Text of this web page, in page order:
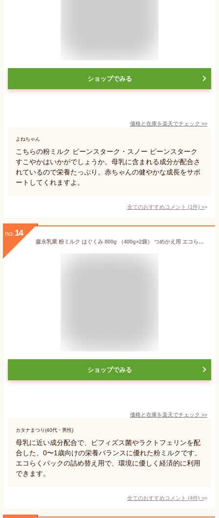
ショップでみる
価格と在庫を楽天でチェック >>
よねちゃん
こちらの粉ミルク ビーンスターク・スノー ビーンスターク
すこやかはいかがでしょうか。母乳に含まれる成分が配合さ
れているので栄養たっぷり。赤ちゃんの健やかな成長をサポ
ートしてくれますよ。
全てのおすすめコメント (1件) >
no. 14
森永乳業 粉ミルク はぐくみ 800g （400g×2袋） つめかえ用 エコらくパック 粉ミルク はぐくみ ベビーミルク 0〜1歳頃 ビフィズス菌 新生児 乳幼児 エコ ラクトフェリン morinaga 乳児用 粉乳 粉ミルク 育児用粉乳 母乳に近い まとめ買い 育児用ミルク 買い置き【D】
ショップでみる
価格と在庫を楽天でチェック >>
カタナまつり(40代・男性)
母乳に近い成分配合で、ビフィズス菌やラクトフェリンを配
合した、0〜1歳向けの栄養バランスに優れた粉ミルクです。
エコらくパックの詰め替え用で、環境に優しく経済的に利用
できます。
全てのおすすめコメント (4件) >